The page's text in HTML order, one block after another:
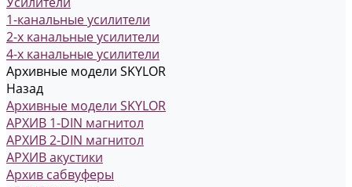
1-канальные усилители
2-х канальные усилители
4-х канальные усилители
Архивные модели SKYLOR
Назад
Архивные модели SKYLOR
АРХИВ 1-DIN магнитол
АРХИВ 2-DIN магнитол
АРХИВ акустики
Архив сабвуферы